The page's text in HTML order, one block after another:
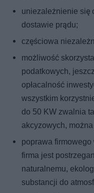
uniezależnienie się
dostawie prądu;
częściowa
możliwość
podatkowych,
opłacalność
wszystkim
do 50 KW zwalnia
akcyzowych,
poprawa
firma jest
naturalnemu,
substancji do